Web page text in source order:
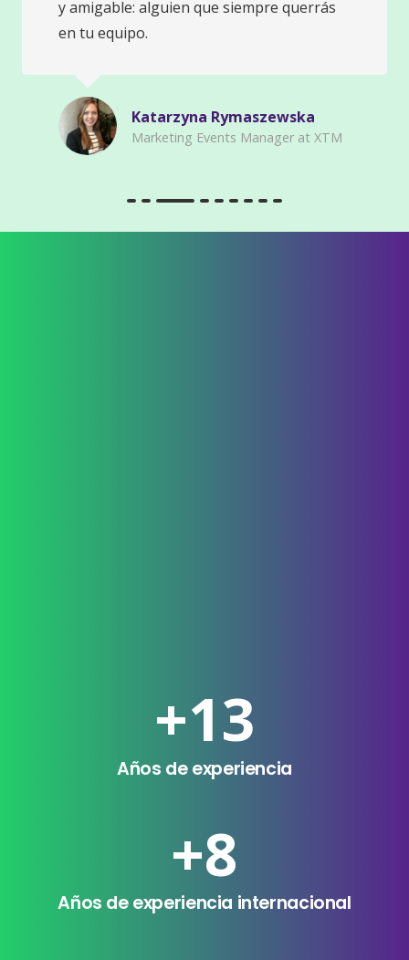
y amigable: alguien que siempre querrás
en tu equipo.
Katarzyna Rymaszewska
Marketing Events Manager at XTM
+13
Años de experiencia
+8
Años de experiencia internacional